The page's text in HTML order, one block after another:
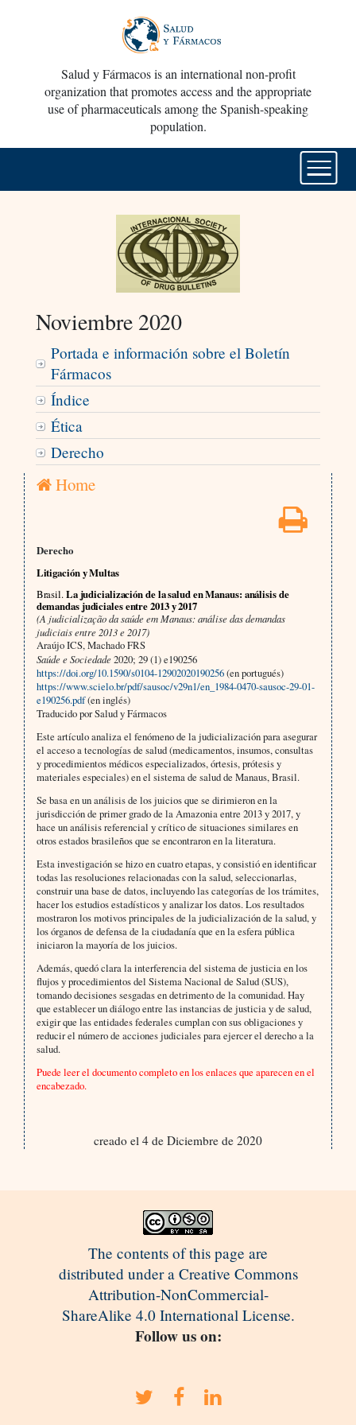
Salud y Fármacos is an international non-profit
organization that promotes access and the appropriate
use of pharmaceuticals among the Spanish-speaking
population.
Noviembre 2020
Portada e información sobre el Boletín
Fármacos
Índice
Ética
Derecho
Home
Derecho
Litigación y Multas
Brasil.La judicialización de la salud en Manaus: análisis de
demandas judiciales entre 2013 y 2017
(A judicialização da saúde em Manaus: análise das demandas
judiciais entre 2013 e 2017)
Araújo ICS, Machado FRS
Saúde e Sociedade2020; 29 (1) e190256
https://doi.org/10.1590/s0104-12902020190256(en portugués)
https://www.scielo.br/pdf/sausoc/v29n1/en_1984-0470-sausoc-29-01-
e190256.pdf(en inglés)
Traducido por Salud y Fármacos
Este artículo analiza el fenómeno de la judicialización para asegurar
el acceso a tecnologías de salud (medicamentos, insumos, consultas
y procedimientos médicos especializados, órtesis, prótesis y
materiales especiales) en el sistema de salud de Manaus, Brasil.
Se basa en un análisis de los juicios que se dirimieron en la
jurisdicción de primer grado de la Amazonia entre 2013 y 2017, y
hace un análisis referencial y crítico de situaciones similares en
otros estados brasileños que se encontraron en la literatura.
Esta investigación se hizo en cuatro etapas, y consistió en identificar
todas las resoluciones relacionadas con la salud, seleccionarlas,
construir una base de datos, incluyendo las categorías de los trámites,
hacer los estudios estadísticos y analizar los datos. Los resultados
mostraron los motivos principales de la judicialización de la salud, y
los órganos de defensa de la ciudadanía que en la esfera pública
iniciaron la mayoría de los juicios.
Además, quedó clara la interferencia del sistema de justicia en los
flujos y procedimientos del Sistema Nacional de Salud (SUS),
tomando decisiones sesgadas en detrimento de la comunidad. Hay
que establecer un diálogo entre las instancias de justicia y de salud,
exigir que las entidades federales cumplan con sus obligaciones y
reducir el número de acciones judiciales para ejercer el derecho a la
salud.
Puede leer el documento completo en los enlaces que aparecen en el
encabezado.
creado el 4 de Diciembre de 2020
The contents of this page are
distributed under a Creative Commons
Attribution-NonCommercial-
ShareAlike 4.0 International License.
Follow us on: